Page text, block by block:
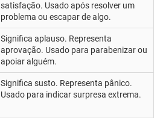
satisfação. Usado após resolver um
problema ou escapar de algo.
Significa aplauso. Representa
aprovação. Usado para parabenizar ou
apoiar alguém.
Significa susto. Representa pânico.
Usado para indicar surpresa extrema.